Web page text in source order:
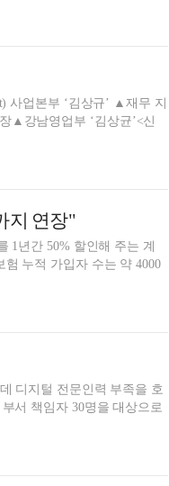
업본부 ‘김상규’ ▲재무 지
▲강남영업부 ‘김상균’<신
지 연장"
1년간 50% 할인해 주는 계
디지털 전문인력 부족을 호